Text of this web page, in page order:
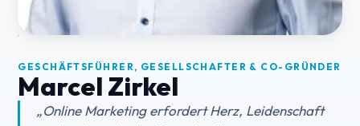
GESCHÄFTSFÜHRER, GESELLSCHAFTER & CO-GRÜNDER
Marcel Zirkel
„Online Marketing erfordert Herz, Leidenschaft